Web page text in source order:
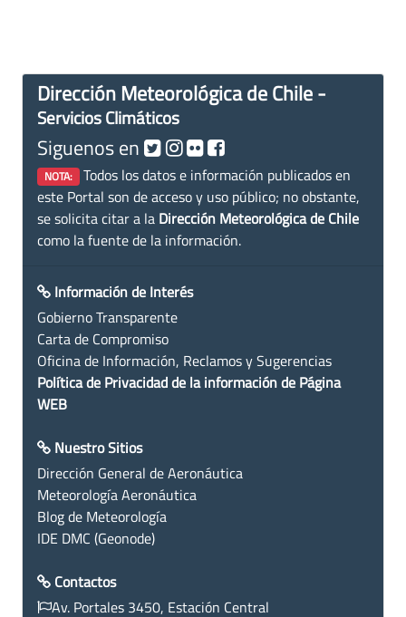
Dirección Meteorológica de Chile -
Servicios Climáticos
Siguenos en
NOTA: Todos los datos e información publicados en
este Portal son de acceso y uso público; no obstante,
se solicita citar a la Dirección Meteorológica de Chile
como la fuente de la información.
Información de Interés
Gobierno Transparente
Carta de Compromiso
Oficina de Información, Reclamos y Sugerencias
Política de Privacidad de la información de Página
WEB
Nuestro Sitios
Dirección General de Aeronáutica
Meteorología Aeronáutica
Blog de Meteorología
IDE DMC (Geonode)
Contactos
Av. Portales 3450, Estación Central